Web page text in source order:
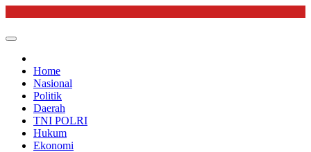
content
Home
Nasional
Politik
Daerah
TNI POLRI
Hukum
Ekonomi